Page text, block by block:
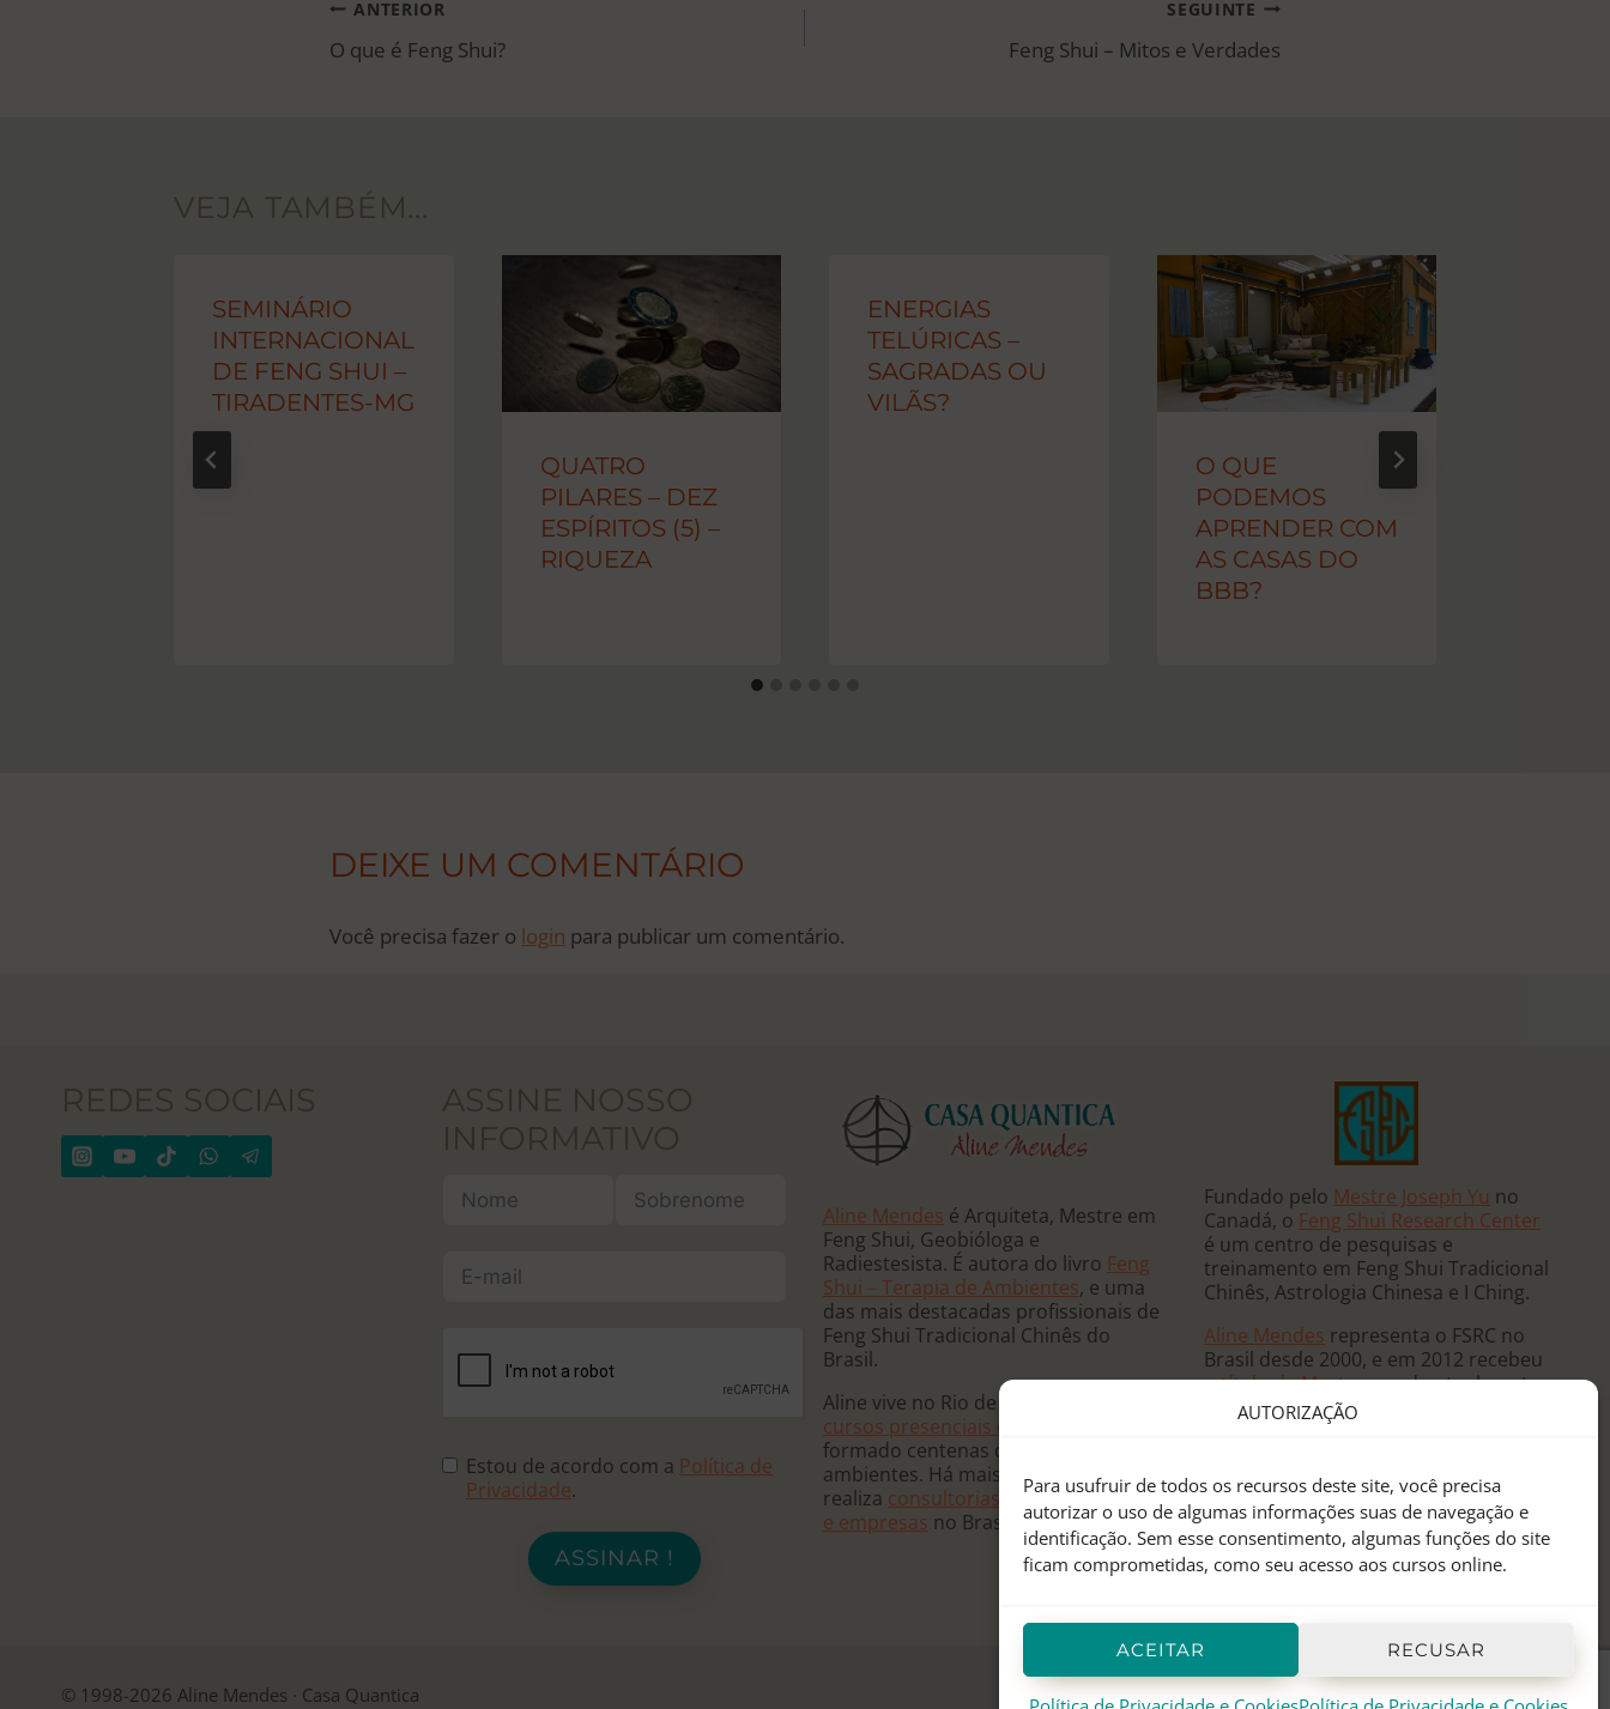
AUTORIZAÇÃO
Para usufruir de todos os recursos deste site, você precisa
autorizar o uso de algumas informações suas de navegação e
identificação. Sem esse consentimento, algumas funções do site
ficam comprometidas, como seu acesso aos cursos online.
ACEITAR RECUSAR
NAVEGAÇÃO
DE
ANTERIOR
O que é Feng Shui?
SEGUINTE
Feng Shui – Mitos e Verdades
VEJA TAMBÉM...
SEMINÁRIO
INTERNACIONAL
DE FENG SHUI –
TIRADENTES-MG
QUATRO
PILARES – DEZ
ESPÍRITOS (5) –
RIQUEZA
ENERGIAS
TELÚRICAS –
SAGRADAS OU
VILÃS?
O QUE
PODEMOS
APRENDER COM
AS CASAS DO
BBB?
DEIXE UM COMENTÁRIO
Você precisa fazer o login para publicar um comentário.
REDES SOCIAIS
ASSINE NOSSO
INFORMATIVO
Estou de acordo com a Política de
Privacidade.
ASSINAR !
Aline Mendes é Arquiteta, Mestre em
Feng Shui, Geobióloga e
Radiestesista. É autora do livro Feng
Shui – Terapia de Ambientes, e uma
das mais destacadas profissionais de
Feng Shui Tradicional Chinês do
Brasil.
Aline vive no Rio de Janeiro e ministra
cursos presenciais e online
formado centenas de terapeutas de
ambientes. Há mais de 20 anos
realiza consultorias para residências
e empresas no Brasil e no mundo.
Fundado pelo Mestre Joseph Yu no
Canadá, o Feng Shui Research Center
é um centro de pesquisas e
treinamento em Feng Shui Tradicional
Chinês, Astrologia Chinesa e I Ching.
Aline Mendes representa o FSRC no
Brasil desde 2000, e em 2012 recebeu
otítulo de Mestre, sendo atualmente
a únicaMentora Oficial
língua portuguesa.
© 1998-2026 Aline Mendes · Casa Quantica